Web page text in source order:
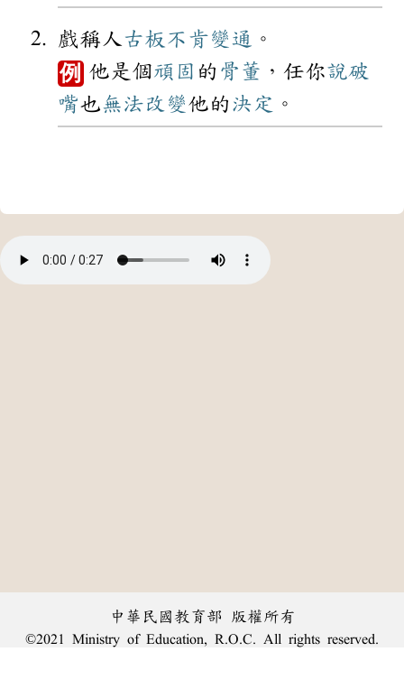
戲稱人古板 不肯變通 。
例 他是個頑固 的 骨董 ，任你說破
嘴也無法改變他的 決定 。
中華民國教育部 版權所有
©2021 Ministry of Education, R.O.C. All rights reserved.